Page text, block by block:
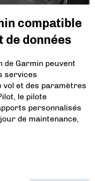
compatible
de données
de Garmin peuvent
services
vol et des paramètres
le pilote
personnalisés
de maintenance,